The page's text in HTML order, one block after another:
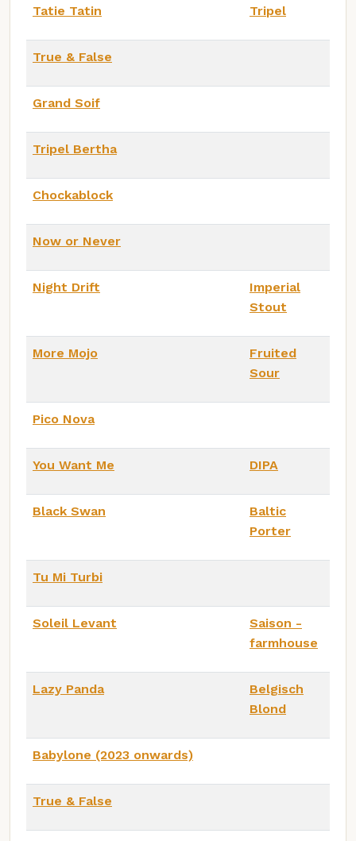
Tatie Tatin Tripel
True & False
Grand Soif
Tripel Bertha
Chockablock
Now or Never
Night Drift
Imperial
Stout
More Mojo
Fruited
Sour
Pico Nova
You Want Me DIPA
Black Swan
Baltic
Porter
Tu Mi Turbi
Soleil Levant
Saison -
farmhouse
Lazy Panda
Belgisch
Blond
Babylone (2023 onwards)
True & False